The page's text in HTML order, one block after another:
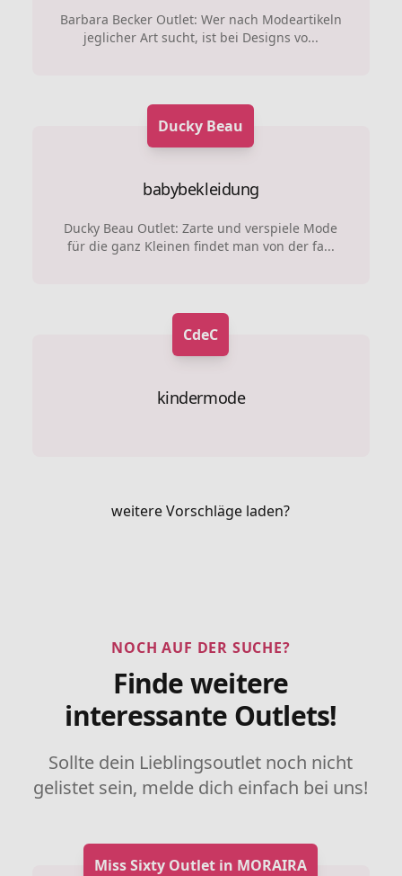
Barbara Becker Outlet: Wer nach Modeartikeln
jeglicher Art sucht, ist bei Designs vo...
Ducky Beau
babybekleidung
Ducky Beau Outlet: Zarte und verspiele Mode
für die ganz Kleinen findet man von der fa...
CdeC
kindermode
weitere Vorschläge laden?
NOCH AUF DER SUCHE?
Finde weitere
interessante Outlets!
Sollte dein Lieblingsoutlet noch nicht
gelistet sein, melde dich einfach bei uns!
Miss Sixty Outlet in MORAIRA